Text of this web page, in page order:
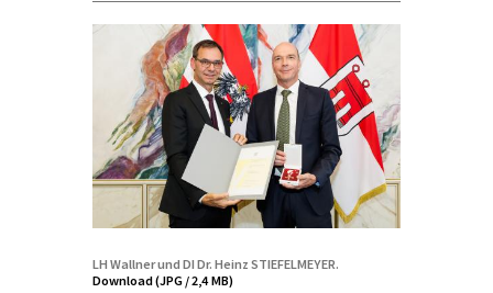
LH Wallner und DI Dr. Heinz STIEFELMEYER.
Download (JPG / 2,4 MB)